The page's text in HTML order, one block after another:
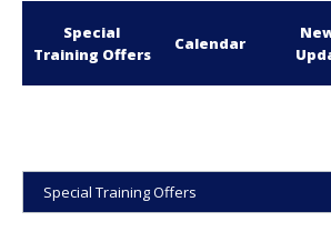
Special
Training Offers
Calendar
Special Training Offers